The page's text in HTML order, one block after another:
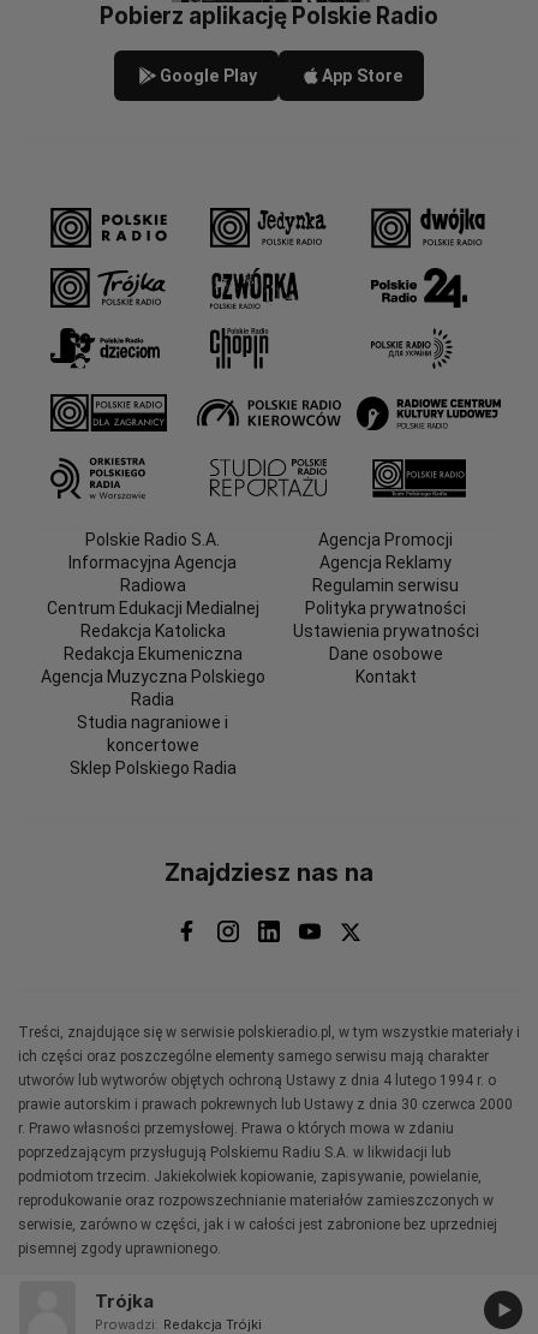
Trójka
Prowadzi: Redakcja Trójki
Pobierz aplikację Polskie Radio
Google Play App Store
Polskie Radio S.A.
Informacyjna Agencja
Radiowa
Centrum Edukacji Medialnej
Redakcja Katolicka
Redakcja Ekumeniczna
Agencja Muzyczna Polskiego
Radia
Studia nagraniowe i
koncertowe
Sklep Polskiego Radia
Agencja Promocji
Agencja Reklamy
Regulamin serwisu
Polityka prywatności
Ustawienia prywatności
Dane osobowe
Kontakt
Znajdziesz nas na
Treści, znajdujące się w serwisie polskieradio.pl, w tym wszystkie materiały i
ich części oraz poszczególne elementy samego serwisu mają charakter
utworów lub wytworów objętych ochroną Ustawy z dnia 4 lutego 1994 r. o
prawie autorskim i prawach pokrewnych lub Ustawy z dnia 30 czerwca 2000
r. Prawo własności przemysłowej. Prawa o których mowa w zdaniu
poprzedzającym przysługują Polskiemu Radiu S.A. w likwidacji lub
podmiotom trzecim. Jakiekolwiek kopiowanie, zapisywanie, powielanie,
reprodukowanie oraz rozpowszechnianie materiałów zamieszczonych w
serwisie, zarówno w części, jak i w całości jest zabronione bez uprzedniej
pisemnej zgody uprawnionego.